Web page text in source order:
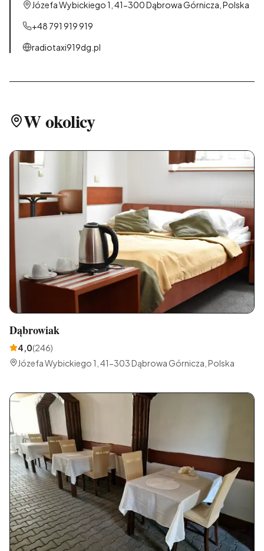
Józefa Wybickiego 1, 41-300 Dąbrowa Górnicza, Polska
+48 791 919 919
radiotaxi919dg.pl
W okolicy
Dąbrowiak
4,0(246)
Józefa Wybickiego 1, 41-303 Dąbrowa Górnicza, Polska